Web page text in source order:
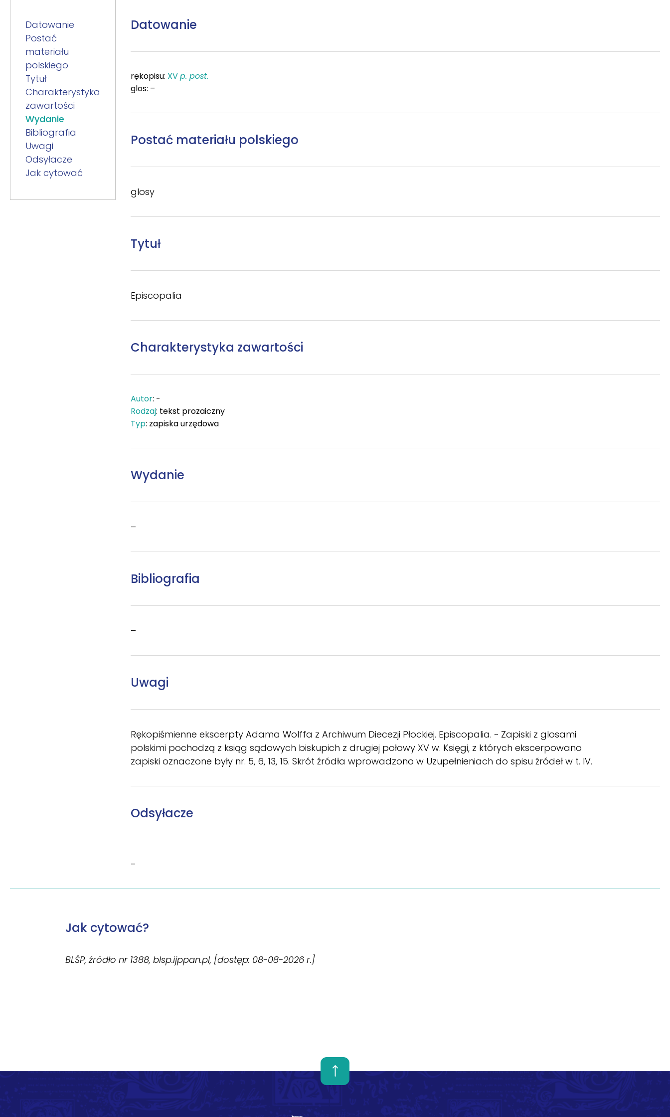
Datowanie
Postać
materiału
polskiego
Tytuł
Charakterystyka
zawartości
Wydanie
Bibliografia
Uwagi
Odsyłacze
Jak cytować
Datowanie
rękopisu: XVp. post.
glos: –
Postać materiału polskiego
glosy
Tytuł
Episcopalia
Charakterystyka zawartości
Autor: -
Rodzaj: tekst prozaiczny
Typ: zapiska urzędowa
Wydanie
–
Bibliografia
–
Uwagi
Rękopiśmienne ekscerpty Adama Wolffa z Archiwum Diecezji Płockiej. Episcopalia. ~ Zapiski z glosami
polskimi pochodzą z ksiąg sądowych biskupich z drugiej połowy XV w. Księgi, z których ekscerpowano
zapiski oznaczone były nr. 5, 6, 13, 15. Skrót źródła wprowadzono w Uzupełnieniach do spisu źródeł w t. IV.
Odsyłacze
–
Jak cytować?
BLŚP, źródło nr 1388, blsp.ijppan.pl, [dostęp: 08-08-2026 r.]